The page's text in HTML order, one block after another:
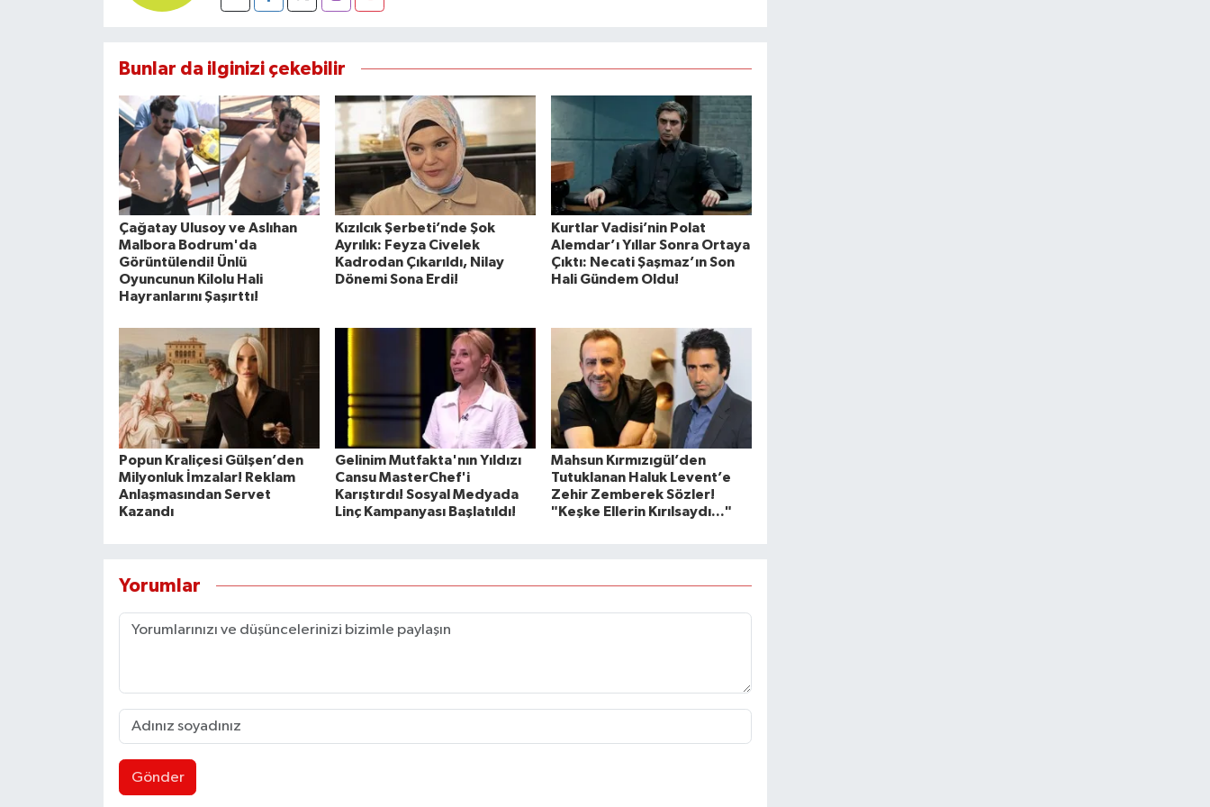
Bunlar da ilginizi çekebilir
Çağatay Ulusoy ve Aslıhan
Malbora Bodrum'da
Görüntülendi! Ünlü
Oyuncunun Kilolu Hali
Hayranlarını Şaşırttı!
Kızılcık Şerbeti’nde Şok
Ayrılık: Feyza Civelek
Kadrodan Çıkarıldı, Nilay
Dönemi Sona Erdi!
Kurtlar Vadisi’nin Polat
Alemdar’ı Yıllar Sonra Ortaya
Çıktı: Necati Şaşmaz’ın Son
Hali Gündem Oldu!
Popun Kraliçesi Gülşen’den
Milyonluk İmzalar! Reklam
Anlaşmasından Servet
Kazandı
Gelinim Mutfakta'nın Yıldızı
Cansu MasterChef'i
Karıştırdı! Sosyal Medyada
Linç Kampanyası Başlatıldı!
Mahsun Kırmızıgül’den
Tutuklanan Haluk Levent’e
Zehir Zemberek Sözler!
"Keşke Ellerin Kırılsaydı..."
Yorumlar
Gönder